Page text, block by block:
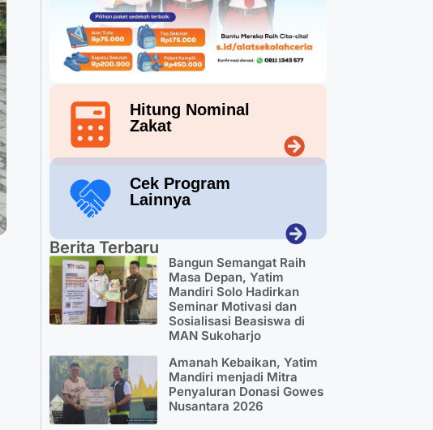
Hitung Nominal
Zakat
Cek Program
Lainnya
Berita Terbaru
Bangun Semangat Raih
Masa Depan, Yatim
Mandiri Solo Hadirkan
Seminar Motivasi dan
Sosialisasi Beasiswa di
MAN Sukoharjo
Amanah Kebaikan, Yatim
Mandiri menjadi Mitra
Penyaluran Donasi Gowes
Nusantara 2026